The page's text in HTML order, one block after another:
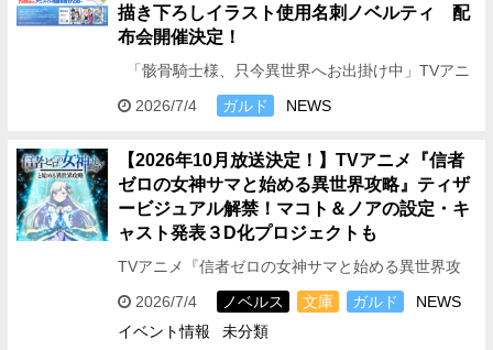
描き下ろしイラスト使用名刺ノベルティ 配
布会開催決定！
「骸骨騎士様、只今異世界へお出掛け中」TVアニ
メ第2期の放送開始を記念して、 ポンタのうちわ配
布会を開催します！ ポンタと一緒に…
2026/7/4 ガルド NEWS
【2026年10月放送決定！】TVアニメ『信者
ゼロの女神サマと始める異世界攻略』ティザ
ービジュアル解禁！マコト＆ノアの設定・キ
ャスト発表３D化プロジェクトも
TVアニメ『信者ゼロの女神サマと始める異世界攻
略』が、2026年10月より放送決定！また、とても
キュートかつ愛らしい眼差しで信者勧誘をしてい
る…
2026/7/4 ノベルス 文庫 ガルド
NEWS
イベント情報
未分類